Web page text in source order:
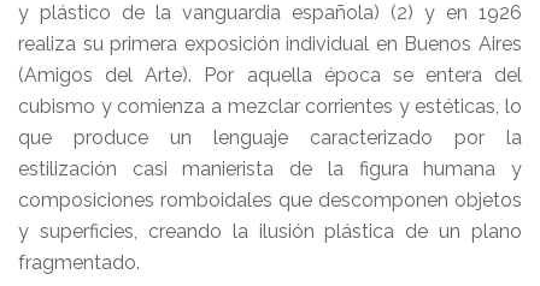
y plástico de la vanguardia española) (2) y en 1926
realiza su primera exposición individual en Buenos Aires
(Amigos del Arte). Por aquella época se entera del
cubismo y comienza a mezclar corrientes y estéticas, lo
que produce un lenguaje caracterizado por la
estilización casi manierista de la figura humana y
composiciones romboidales que descomponen objetos
y superficies, creando la ilusión plástica de un plano
fragmentado.